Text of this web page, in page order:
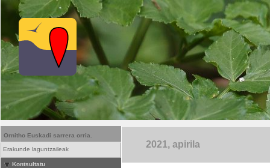
Ornitho Euskadi sarrera orria.
Erakunde laguntzaileak
Kontsultatu
2021, apirila